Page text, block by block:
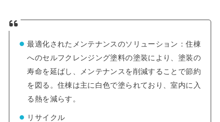
最適化されたメンテナンスのソリューション：住棟
へのセルフクレンジング塗料の塗装により、塗装の
寿命を延ばし、メンテナンスを削減することで節約
を図る。住棟は主に白色で塗られており、室内に入
る熱を減らす。
リサイクル